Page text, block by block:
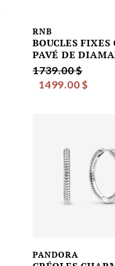
RNB
BOUCLES FIXES
PAVÉ DE
1739.00 $
1499.00 $
PANDORA